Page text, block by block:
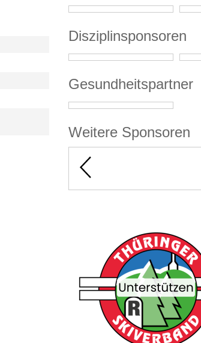
Disziplinsponsoren
Gesundheitspartner
Weitere Sponsoren